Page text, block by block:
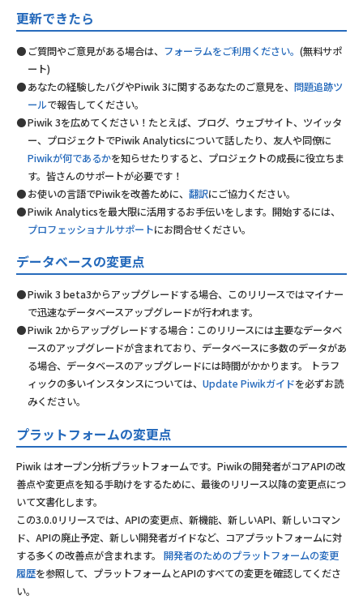
更新できたら
ご質問やご意見がある場合は、 フォーラムをご利用ください。 (無料サポ
ート)
あなたの経験したバグやPiwik 3に関するあなたのご意見を、 問題追跡ツ
ールで報告してください。
Piwik 3を広めてください！たとえば、ブログ、ウェブサイト、ツイッタ
ー、プロジェクトでPiwik Analyticsについて話したり、友人や同僚に
Piwikが何であるかを知らせたりすると、プロジェクトの成長に役立ちま
す。皆さんのサポートが必要です！
お使いの言語でPiwikを改善ために、 翻訳にご協力ください。
Piwik Analyticsを最大限に活用するお手伝いをします。開始するには、
プロフェッショナルサポートにお問合せください。
データベースの変更点
Piwik 3 beta3からアップグレードする場合、このリリースではマイナー
で迅速なデータベースアップグレードが行われます。
Piwik 2からアップグレードする場合：このリリースには主要なデータベ
ースのアップグレードが含まれており、データベースに多数のデータがあ
る場合、データベースのアップグレードには時間がかかります。 トラフ
ィックの多いインスタンスについては、 Update Piwikガイドを必ずお読
みください。
プラットフォームの変更点
Piwik はオープン分析プラットフォームです。Piwikの開発者がコアAPIの改
善点や変更点を知る手助けをするために、最後のリリース以降の変更点につ
いて文書化します。
この3.0.0リリースでは、APIの変更点、新機能、新しいAPI、新しいコマン
ド、APIの廃止予定、新しい開発者ガイドなど、コアプラットフォームに対
する多くの改善点が含まれます。 開発者のためのプラットフォームの変更
履歴を参照して、プラットフォームとAPIのすべての変更を確認してくださ
い。